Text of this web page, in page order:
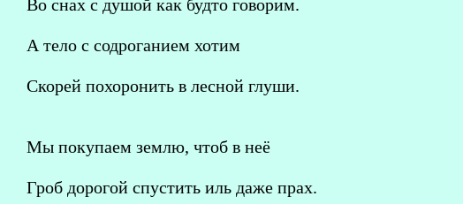
Во снах с душой как будто говорим.
А тело с содроганием хотим
Скорей похоронить в лесной глуши.
Мы покупаем землю, чтоб в неё
Гроб дорогой спустить иль даже прах.